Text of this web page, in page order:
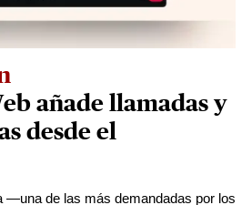
añade llamadas y
desde el
—una de las más demandadas por los